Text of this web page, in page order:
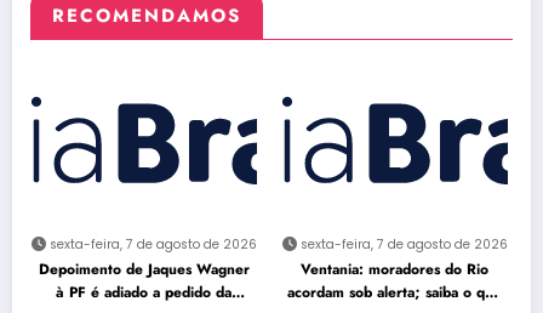
RECOMENDAMOS
sexta-feira, 7 de agosto de 2026
Depoimento de Jaques Wagner
à PF é adiado a pedido da
sexta-feira, 7 de agosto de 2026
Ventania: moradores do Rio
acordam sob alerta; saiba o que